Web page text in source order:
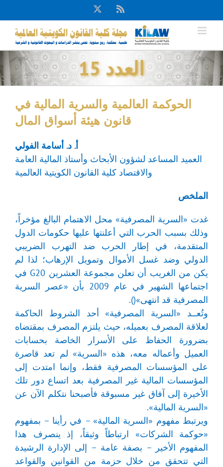
to
content
Rss
X
العدد 15
الحوكمة العالمية والسرية المالية في
قانون هيئة أسواق المال
أ. د. أسامة الفولي
العميد المساعد لشؤون الأبحاث وأستاذ المالية العامة
والاقتصاد كلية القانون الكويتية العالمية
الملخص
غدت «السرية المصرفية» محل الاهتمام البالغ مؤخراً،
وذلك بسبب الحرب التي أعلنتها عليها حكومات الدول
المتقدمة، في إطار الحرب ضد التهرب الضريبي
الدولي وضد غسل الأموال وتمويل الإرهاب؛ لذا لم
يكن من الغريب أن تعلن مجموعة العشرين G20 في
اجتماعها الشهير في عام 2009 بأن «عصر السرية
المصرفية قد انتهى»().
وتُعــد «السرية المصرفية» أحد الشروط الحاكمة
لعلاقة المصرف بعميله، حيث يلتزم المصرف بمقتضاه
بضرورة الحفاظ على الأسرار الخاصة بحسابات
العميل وأعماله معه، هذه «السرية» لم تعد قاصرة
على المؤسسات المصرفية فقط، وإنما امتدت إلى
المؤسسات المالية غير المصرفية بعد اتساع دور تلك
الأخيرة إلى آفاق غير مسبوقة فأصبحنا نتكلم الآن عن
«السرية المالية».
ويرتبط مفهوم «السرية المالية» – في رأينا – بمفهوم
«حوكمة الشركات» ارتباطاً وثيقاً، إذ ينصرف هذا
المفهوم الأخير – بصفة عامة – إلى الإدارة الرشيدة
التي تتحقق من خلال حزمة من القوانين والقواعد